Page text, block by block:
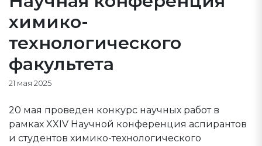
химико-
технологического
факультета
21 мая 2025
20 мая проведен конкурс научных работ в
рамках XXIV Научной конференция аспирантов
и студентов химико-технологического